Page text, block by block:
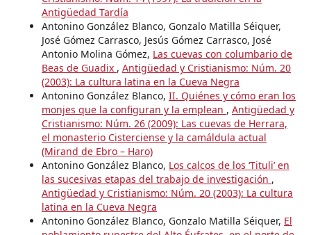
Antigüedad Tardía
Antonino González Blanco, Gonzalo Matilla Séiquer,
José Gómez Carrasco, Jesús Gómez Carrasco, José
Antonio Molina Gómez, Las cuevas con columbario de
Beas de Guadix , Antigüedad y Cristianismo: Núm. 20
(2003): La cultura latina en la Cueva Negra
Antonino González Blanco, II. Quiénes y cómo eran los
monjes que la configuran y la emplean , Antigüedad y
Cristianismo: Núm. 26 (2009): Las cuevas de Herrara,
el monasterio Cisterciense y la camáldula actual
(Mirand de Ebro – Haro)
Antonino González Blanco, Los calcos de los ‘Tituli’ en
las sucesivas etapas del trabajo de investigación ,
Antigüedad y Cristianismo: Núm. 20 (2003): La cultura
latina en la Cueva Negra
Antonino González Blanco, Gonzalo Matilla Séiquer, El